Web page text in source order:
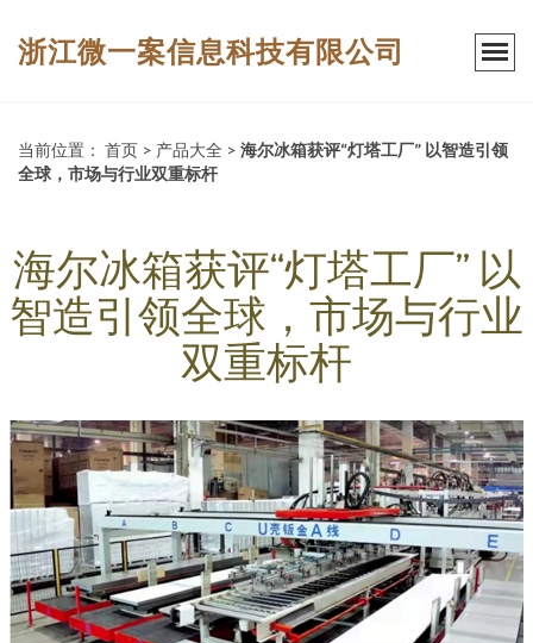
浙江微一案信息科技有限公司
当前位置： 首页 > 产品大全 > 海尔冰箱获评“灯塔工厂” 以智造引领
全球，市场与行业双重标杆
海尔冰箱获评“灯塔工厂” 以
智造引领全球，市场与行业
双重标杆